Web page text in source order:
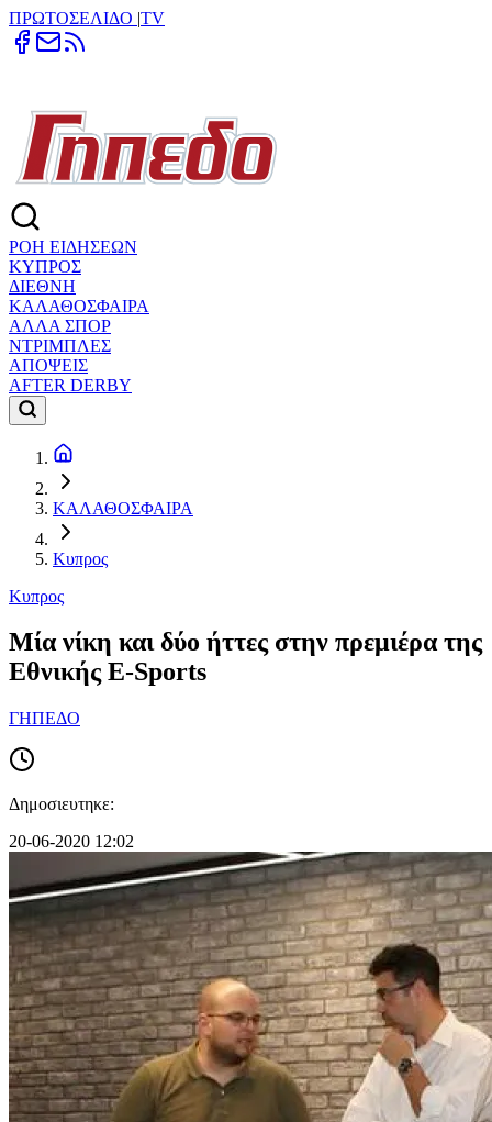
ΠΡΩΤΟΣΕΛΙΔΟ |TV
ΡΟΗ ΕΙΔΗΣΕΩΝ
ΚΥΠΡΟΣ
ΔΙΕΘΝΗ
ΚΑΛΑΘΟΣΦΑΙΡΑ
ΑΛΛΑ ΣΠΟΡ
ΝΤΡΙΜΠΛΕΣ
ΑΠΟΨΕΙΣ
AFTER DERBY
ΚΑΛΑΘΟΣΦΑΙΡΑ
Κυπρος
Κυπρος
Μία νίκη και δύο ήττες στην πρεμιέρα της
Εθνικής E-Sports
ΓΗΠΕΔΟ
Δημοσιευτηκε:
20-06-2020 12:02